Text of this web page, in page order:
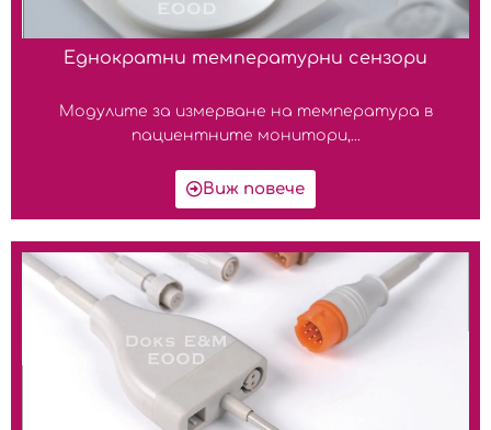
Еднократни температурни сензори
Модулите за измерване на температура в
пациентните монитори,...
Виж повече